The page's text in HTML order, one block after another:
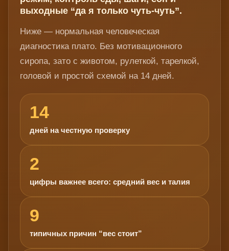
выходные “да я только чуть-чуть”.
Ниже — нормальная человеческая
диагностика плато. Без мотивационного
сиропа, зато с животом, рулеткой, тарелкой,
головой и простой схемой на 14 дней.
14
дней на честную проверку
2
цифры важнее всего: средний вес и талия
9
типичных причин “вес стоит”